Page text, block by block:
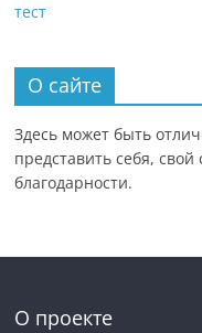
тест
О сайте
Здесь может быть
представить себя,
благодарности.
О проекте